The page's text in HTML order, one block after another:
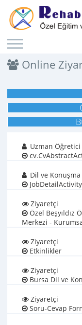
Online
Uzman Öğretici
Dil ve
Ziyaretçi
Özel Beşyıldız
Merkezi -
Ziyaretçi
Etkinlikler
Ziyaretçi
Bursa Dil ve
Ziyaretçi
Soru-Cevap